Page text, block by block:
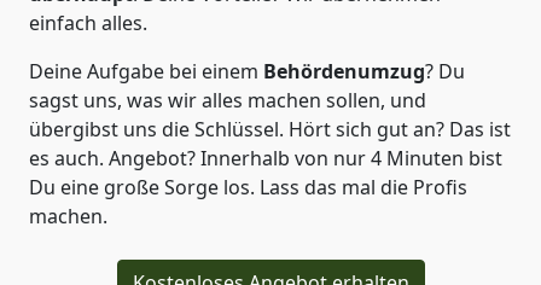
einfach alles.
Deine Aufgabe bei einem Behördenumzug? Du
sagst uns, was wir alles machen sollen, und
übergibst uns die Schlüssel. Hört sich gut an? Das ist
es auch. Angebot? Innerhalb von nur 4 Minuten bist
Du eine große Sorge los. Lass das mal die Profis
machen.